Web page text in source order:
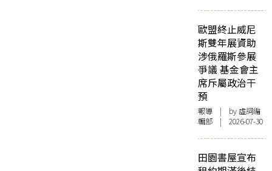
歐盟終止威尼
斯雙年展資助
涉俄羅斯參展
爭議 基金會主
席斥屬政治干
預
報導 | by 虛詞編
輯部 | 2026-07-30
田園書屋宣布